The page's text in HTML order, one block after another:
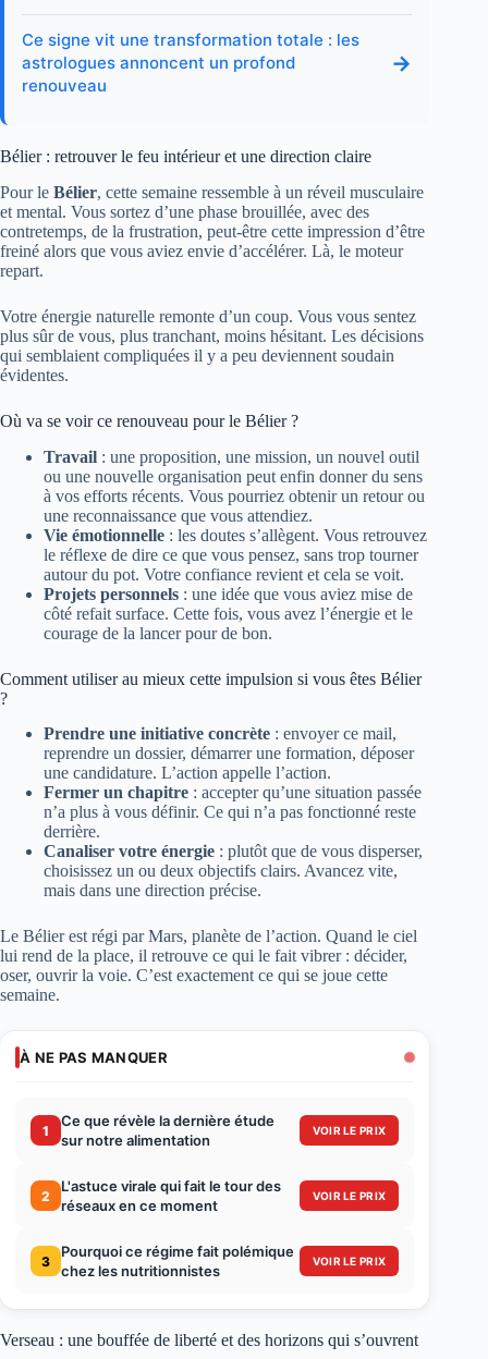
Ce signe vit une transformation totale : les
astrologues annoncent un profond
renouveau
→
Bélier : retrouver le feu intérieur et une direction claire
Pour le Bélier, cette semaine ressemble à un réveil musculaire
et mental. Vous sortez d’une phase brouillée, avec des
contretemps, de la frustration, peut-être cette impression d’être
freiné alors que vous aviez envie d’accélérer. Là, le moteur
repart.
Votre énergie naturelle remonte d’un coup. Vous vous sentez
plus sûr de vous, plus tranchant, moins hésitant. Les décisions
qui semblaient compliquées il y a peu deviennent soudain
évidentes.
Où va se voir ce renouveau pour le Bélier ?
Travail : une proposition, une mission, un nouvel outil
ou une nouvelle organisation peut enfin donner du sens
à vos efforts récents. Vous pourriez obtenir un retour ou
une reconnaissance que vous attendiez.
Vie émotionnelle : les doutes s’allègent. Vous retrouvez
le réflexe de dire ce que vous pensez, sans trop tourner
autour du pot. Votre confiance revient et cela se voit.
Projets personnels : une idée que vous aviez mise de
côté refait surface. Cette fois, vous avez l’énergie et le
courage de la lancer pour de bon.
Comment utiliser au mieux cette impulsion si vous êtes Bélier
?
Prendre une initiative concrète : envoyer ce mail,
reprendre un dossier, démarrer une formation, déposer
une candidature. L’action appelle l’action.
Fermer un chapitre : accepter qu’une situation passée
n’a plus à vous définir. Ce qui n’a pas fonctionné reste
derrière.
Canaliser votre énergie : plutôt que de vous disperser,
choisissez un ou deux objectifs clairs. Avancez vite,
mais dans une direction précise.
Le Bélier est régi par Mars, planète de l’action. Quand le ciel
lui rend de la place, il retrouve ce qui le fait vibrer : décider,
oser, ouvrir la voie. C’est exactement ce qui se joue cette
semaine.
À NE PAS MANQUER
1
Ce que révèle la dernière étude
sur notre alimentation
VOIR LE PRIX
2
L'astuce virale qui fait le tour des
réseaux en ce moment
VOIR LE PRIX
3
Pourquoi ce régime fait polémique
chez les nutritionnistes
VOIR LE PRIX
Verseau : une bouffée de liberté et des horizons qui s’ouvrent